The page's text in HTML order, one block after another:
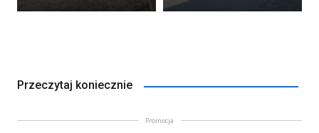
Przeczytaj koniecznie
Promocja